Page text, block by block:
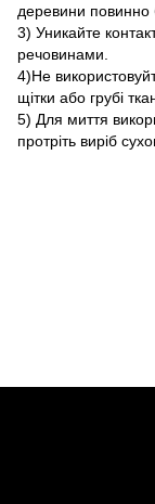
деревини повинно
3) Уникайте
речовинами.
4)Не
щітки або грубі
5) Для миття
протріть виріб